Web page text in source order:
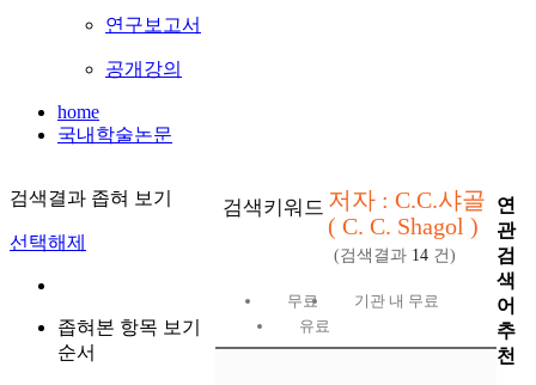
연구보고서
공개강의
home
국내학술논문
검색결과 좁혀 보기
선택해제
좁혀본 항목 보기
순서
검색키워드 저자 : C.C.샤골
( C. C. Shagol )
(검색결과 14 건)
무료
기관 내 무료
유료
연
관
검
색
어
추
천